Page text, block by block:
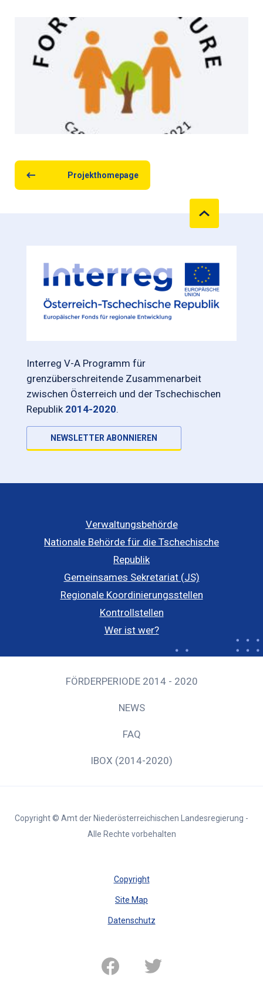
Projekthomepage
Interreg V-A Programm für
grenzüberschreitende Zusammenarbeit
zwischen Österreich und der Tschechischen
Republik 2014-2020.
NEWSLETTER ABONNIEREN
Verwaltungsbehörde
Nationale Behörde für die Tschechische
Republik
Gemeinsames Sekretariat (JS)
Regionale Koordinierungsstellen
Kontrollstellen
Wer ist wer?
FÖRDERPERIODE 2014 - 2020
NEWS
FAQ
IBOX (2014-2020)
Copyright © Amt der Niederösterreichischen Landesregierung -
Alle Rechte vorbehalten
Copyright
Site Map
Datenschutz